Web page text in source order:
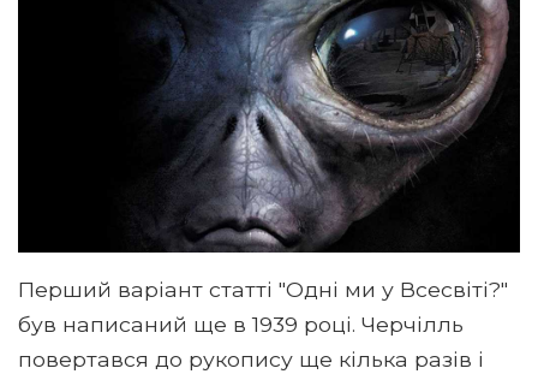
Перший варіант статті "Одні ми у Всесвіті?"
був написаний ще в 1939 році. Черчілль
повертався до рукопису ще кілька разів і